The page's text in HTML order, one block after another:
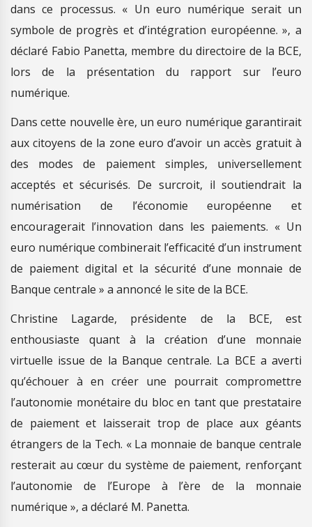
dans ce processus. « Un euro numérique serait un
symbole de progrès et d’intégration européenne. », a
déclaré Fabio Panetta, membre du directoire de la BCE,
lors de la présentation du rapport sur l’euro
numérique.
Dans cette nouvelle ère, un euro numérique garantirait
aux citoyens de la zone euro d’avoir un accès gratuit à
des modes de paiement simples, universellement
acceptés et sécurisés. De surcroit, il soutiendrait la
numérisation de l’économie européenne et
encouragerait l’innovation dans les paiements. « Un
euro numérique combinerait l’efficacité d’un instrument
de paiement digital et la sécurité d’une monnaie de
Banque centrale » a annoncé le site de la BCE.
Christine Lagarde, présidente de la BCE, est
enthousiaste quant à la création d’une monnaie
virtuelle issue de la Banque centrale. La BCE a averti
qu’échouer à en créer une pourrait compromettre
l’autonomie monétaire du bloc en tant que prestataire
de paiement et laisserait trop de place aux géants
étrangers de la Tech. « La monnaie de banque centrale
resterait au cœur du système de paiement, renforçant
l’autonomie de l’Europe à l’ère de la monnaie
numérique », a déclaré M. Panetta.